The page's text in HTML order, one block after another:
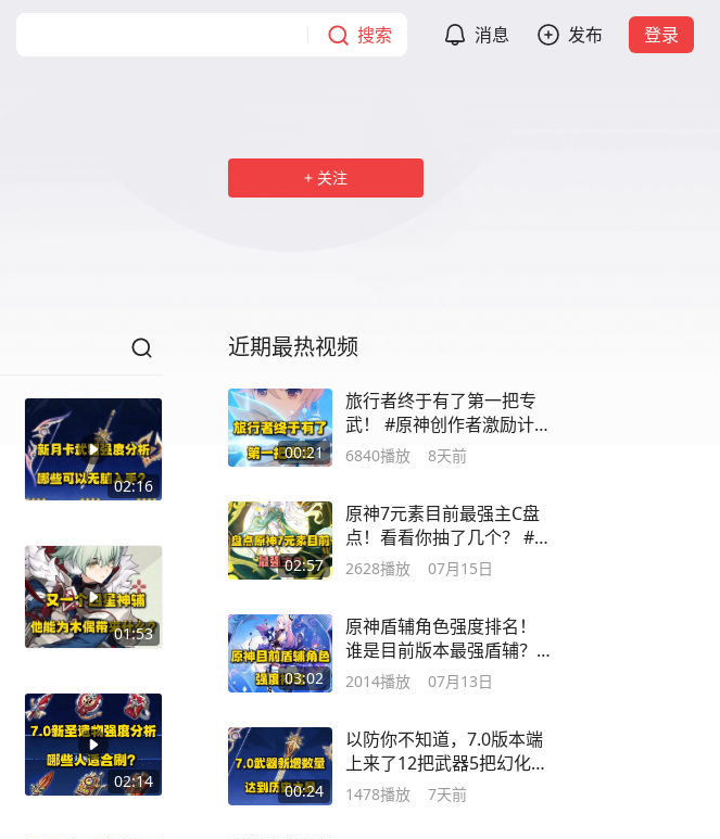
搜索 消息 发布 登录
关注
02:16
01:53
02:14
近期最热视频
00:21
旅行者终于有了第一把专
武！ #原神创作者激励计划
#原神版本前瞻
6840播放 8天前
02:57
原神7元素目前最强主C盘
点！看看你抽了几个？ #原
神空月之歌
2628播放 07月15日
03:02
原神盾辅角色强度排名！
谁是目前版本最强盾辅？ #
原神空月之歌
2014播放 07月13日
00:24
以防你不知道，7.0版本端
上来了12把武器5把幻化
皮！
1478播放 7天前